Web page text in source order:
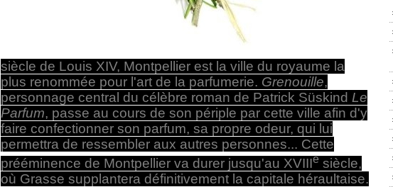
siècle de Louis XIV, Montpellier est la ville du royaume la
plus renommée pour l'art de la parfumerie. Grenouille,
personnage central du célèbre roman de Patrick Süskind Le
Parfum, passe au cours de son périple par cette ville afin d'y
faire confectionner son parfum, sa propre odeur, qui lui
permettra de ressembler aux autres personnes... Cette
prééminence de Montpellier va durer jusqu'au XVIIIe siècle,
où Grasse supplantera définitivement la capitale héraultaise.